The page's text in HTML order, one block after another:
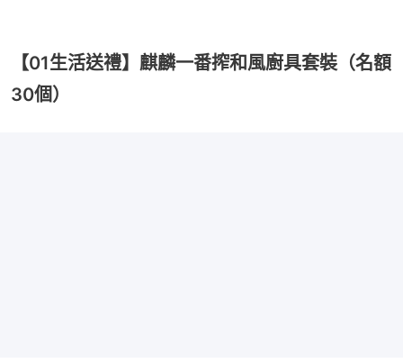
【01生活送禮】麒麟一番搾和風廚具套裝（名額
30個）